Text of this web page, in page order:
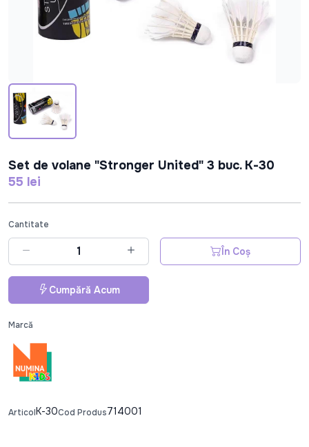
Set de volane "Stronger United" 3 buc. K-30
55 lei
Cantitate
În Coș
Cumpără Acum
Marcă
ArticolK-30Cod Produs714001